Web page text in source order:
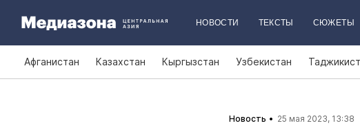
НОВОСТИ ТЕКСТЫ СЮЖЕТЫ
Афганистан Казахстан Кыргызстан Узбекистан
Новость 25 мая 2023, 13:38